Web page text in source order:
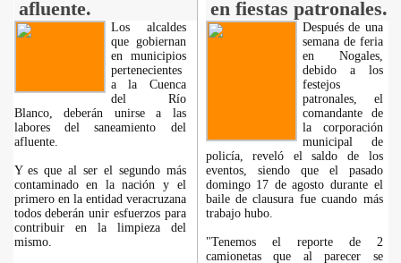
afluente. en fiestas patronales.
Los alcaldes
que gobiernan
en municipios
pertenecientes
a la Cuenca
del Río
Blanco, deberán unirse a las
labores del saneamiento del
afluente.
Y es que al ser el segundo más
contaminado en la nación y el
primero en la entidad veracruzana
todos deberán unir esfuerzos para
contribuir en la limpieza del
mismo.
Después de una
semana de feria
en Nogales,
debido a los
festejos
patronales, el
comandante de
la corporación
municipal de
policía, reveló el saldo de los
eventos, siendo que el pasado
domingo 17 de agosto durante el
baile de clausura fue cuando más
trabajo hubo.
"Tenemos el reporte de 2
camionetas que al parecer se